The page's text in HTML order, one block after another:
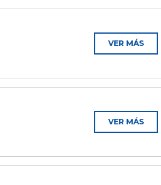
VER MÁS
VER MÁS